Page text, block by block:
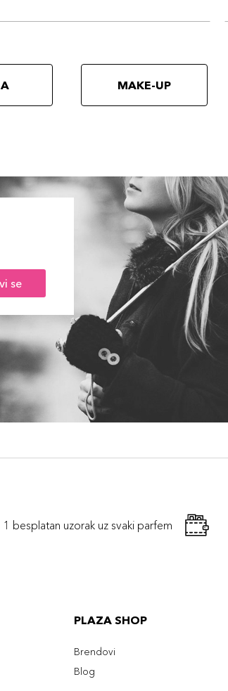
MAKE-UP
se
1 besplatan uzorak uz svaki parfem
PLAZA SHOP
Brendovi
Blog